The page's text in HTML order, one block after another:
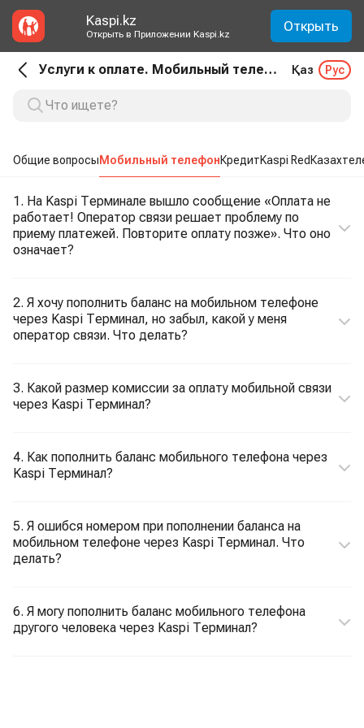
Kaspi.kz
Открыть в Приложении Kaspi.kz Открыть
Услуги к оплате. Мобильный телефон Қаз Рус
Общие вопросыМобильный телефонКредитKaspi Red
1. На Kaspi Терминале вышло сообщение «Оплата не
работает! Оператор связи решает проблему по
приему платежей. Повторите оплату позже». Что оно
означает?
2. Я хочу пополнить баланс на мобильном телефоне
через Kaspi Терминал, но забыл, какой у меня
оператор связи. Что делать?
3. Какой размер комиссии за оплату мобильной связи
через Kaspi Терминал?
4. Как пополнить баланс мобильного телефона через
Kaspi Терминал?
5. Я ошибся номером при пополнении баланса на
мобильном телефоне через Kaspi Терминал. Что
делать?
6. Я могу пополнить баланс мобильного телефона
другого человека через Kaspi Терминал?